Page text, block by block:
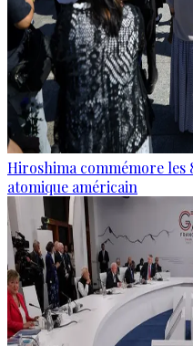
Hiroshima commémore les
atomique américain